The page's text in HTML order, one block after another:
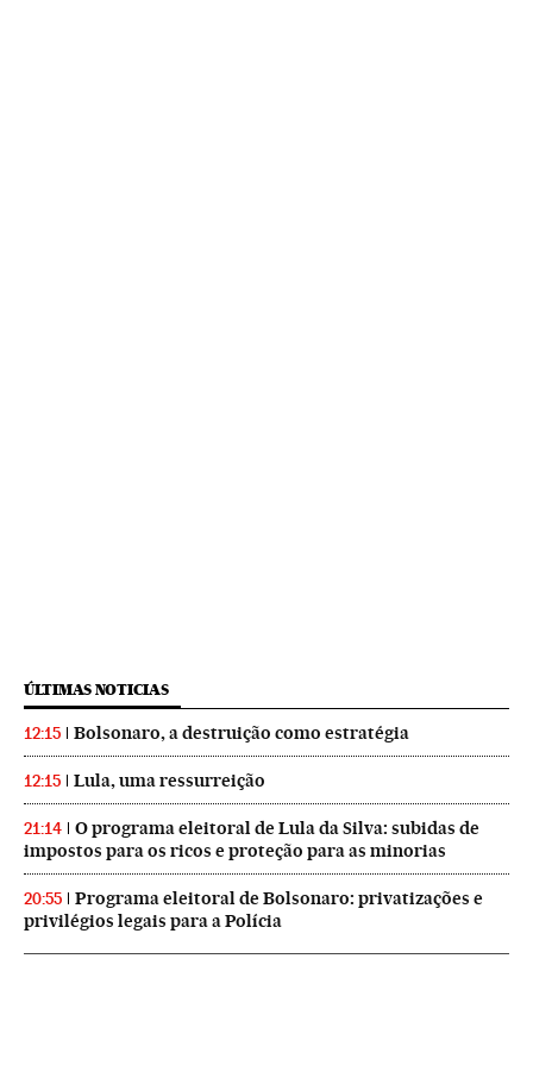
ÚLTIMAS NOTICIAS
12:15 Bolsonaro, a destruição como estratégia
12:15 Lula, uma ressurreição
21:14
O programa eleitoral de Lula da Silva: subidas de
impostos para os ricos e proteção para as minorias
20:55
Programa eleitoral de Bolsonaro: privatizações e
privilégios legais para a Polícia